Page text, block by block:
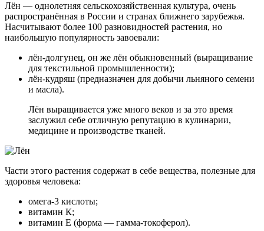
Лён — однолетняя сельскохозяйственная культура, очень
распространённая в России и странах ближнего зарубежья.
Насчитывают более 100 разновидностей растения, но
наибольшую популярность завоевали:
лён-долгунец, он же лён обыкновенный (выращивание
для текстильной промышленности);
лён-кудряш (предназначен для добычи льняного семени
и масла).
Лён выращивается уже много веков и за это время
заслужил себе отличную репутацию в кулинарии,
медицине и производстве тканей.
Части этого растения содержат в себе вещества, полезные для
здоровья человека:
омега-3 кислоты;
витамин К;
витамин Е (форма — гамма-токоферол).